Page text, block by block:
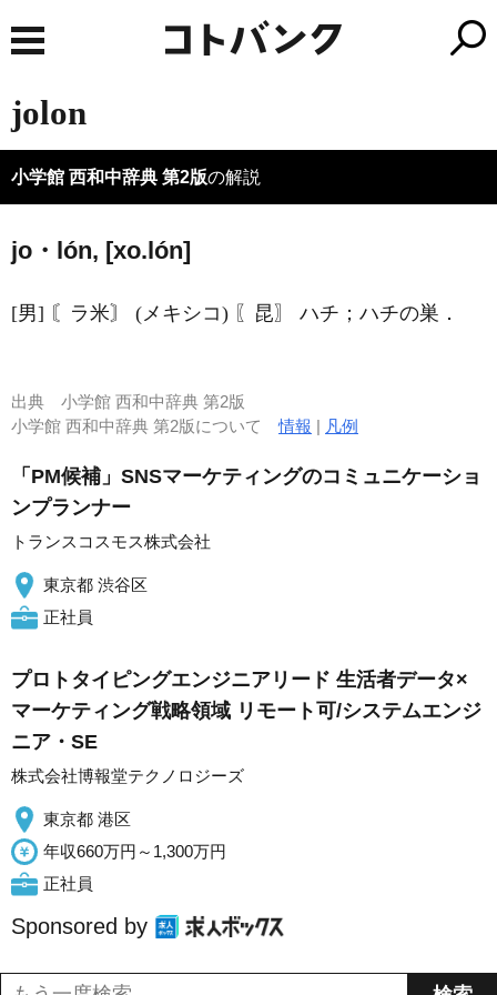
jolon
小学館 西和中辞典 第2版の解説
jo・lón, [xo.lón]
[男] 〘ラ米〙 (メキシコ) 〖昆〗 ハチ；ハチの巣．
出典 小学館 西和中辞典 第2版
小学館 西和中辞典 第2版について情報 | 凡例
「PM候補」SNSマーケティングのコミュニケーショ
ンプランナー
トランスコスモス株式会社
東京都 渋谷区
正社員
プロトタイピングエンジニアリード 生活者データ×
マーケティング戦略領域 リモート可/システムエンジ
ニア・SE
株式会社博報堂テクノロジーズ
東京都 港区
年収660万円～1,300万円
正社員
Sponsored by